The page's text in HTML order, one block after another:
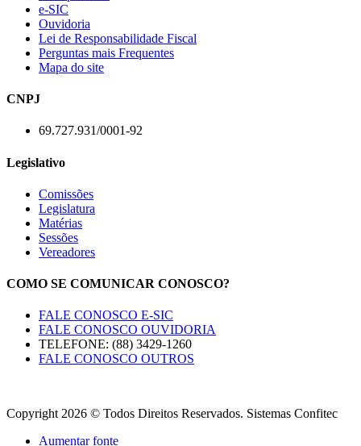
e-SIC
Ouvidoria
Lei de Responsabilidade Fiscal
Perguntas mais Frequentes
Mapa do site
CNPJ
69.727.931/0001-92
Legislativo
Comissões
Legislatura
Matérias
Sessões
Vereadores
COMO SE COMUNICAR CONOSCO?
FALE CONOSCO E-SIC
FALE CONOSCO OUVIDORIA
TELEFONE: (88) 3429-1260
FALE CONOSCO OUTROS
Copyright 2026 © Todos Direitos Reservados. Sistemas Confitec
Aumentar fonte